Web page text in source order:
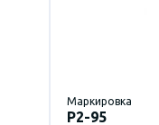
Маркировка
P2-95